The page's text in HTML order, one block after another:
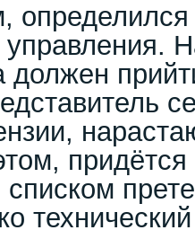
должен
придётся